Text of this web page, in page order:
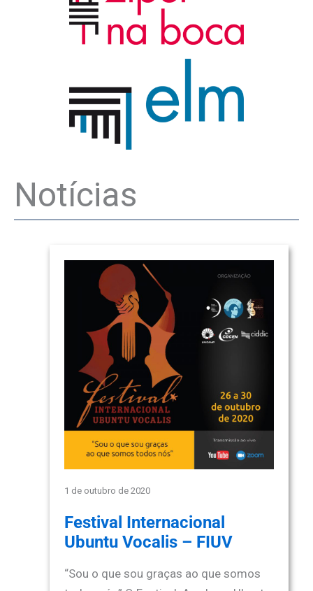
Notícias
1 de outubro de 2020
Festival Internacional
Ubuntu Vocalis – FIUV
“Sou o que sou graças ao que somos